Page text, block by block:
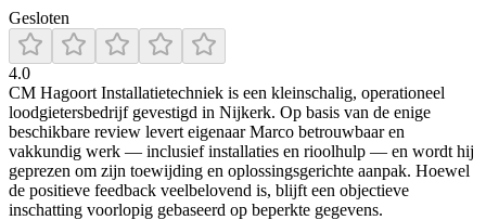
Gesloten
4.0
CM Hagoort Installatietechniek is een kleinschalig, operationeel
loodgietersbedrijf gevestigd in Nijkerk. Op basis van de enige
beschikbare review levert eigenaar Marco betrouwbaar en
vakkundig werk — inclusief installaties en rioolhulp — en wordt hij
geprezen om zijn toewijding en oplossingsgerichte aanpak. Hoewel
de positieve feedback veelbelovend is, blijft een objectieve
inschatting voorlopig gebaseerd op beperkte gegevens.